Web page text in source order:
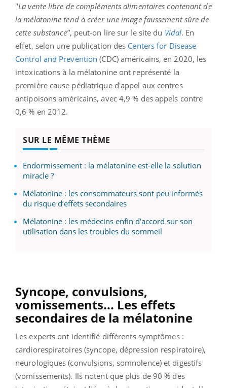
"La vente libre de compléments alimentaires contenant de
la mélatonine tend à créer une image faussement sûre de
cette substance”, peut-on lire sur le site du Vidal. En
effet, selon une publication des Centers for Disease
Control and Prevention (CDC) américains, en 2020, les
intoxications à la mélatonine ont représenté la
première cause pédiatrique d'appel aux centres
antipoisons américains, avec 4,9 % des appels contre
0,6 % en 2012.
SUR LE MÊME THÈME
Endormissement : la mélatonine est-elle la solution
miracle ?
Mélatonine : les consommateurs sont peu informés
du risque d’effets secondaires
Mélatonine : les médecins enfin d'accord sur son
utilisation dans les troubles du sommeil
Syncope, convulsions,
vomissements... Les effets
secondaires de la mélatonine
Les experts ont identifié différents symptômes :
cardiorespiratoires (syncope, dépression respiratoire),
neurologiques (convulsions, somnolence) et digestifs
(vomissements). Ils notent que plus de 90 % des